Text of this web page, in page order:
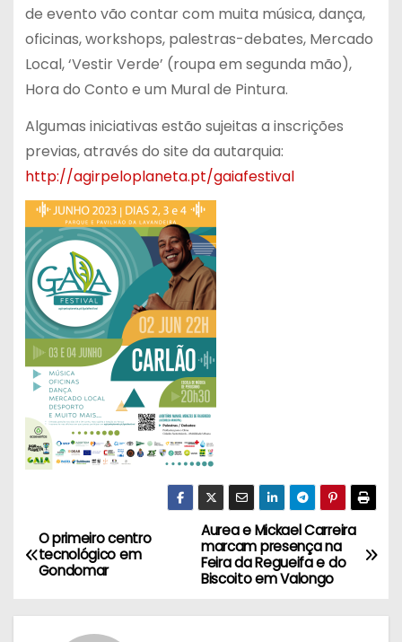
de evento vão contar com muita música, dança,
oficinas, workshops, palestras-debates, Mercado
Local, ‘Vestir Verde’ (roupa em segunda mão),
Hora do Conto e um Mural de Pintura.
Algumas iniciativas estão sujeitas a inscrições
previas, através do site da autarquia:
http://agirpeloplaneta.pt/gaiafestival
N
a
v
Aurea e Mickael Carreira
marcam presença na
Feira da Regueifa e do
Biscoito em Valongo
O primeiro centro
tecnológico em
Gondomar